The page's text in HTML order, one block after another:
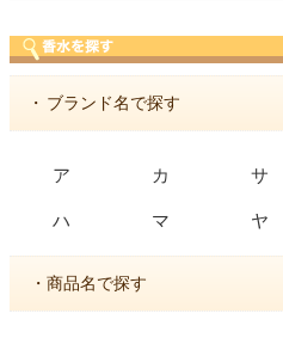
・ ブランド名で探す
ア カ サ
ハ マ ヤ
・商品名で探す